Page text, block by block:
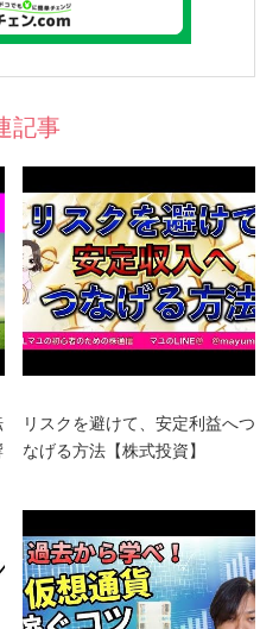
記事
リスクを避けて、安定利益へつ
なげる方法【株式投資】